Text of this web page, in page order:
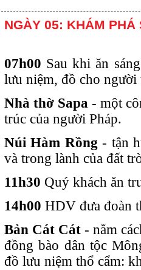
NGÀY 05: KHÁM PHÁ
07h00 Sau khi ăn
lưu niệm, đồ cho người
Nhà thờ Sapa - một
trúc của người Pháp.
Núi Hàm Rồng - tận
và trong lành của đất
11h30 Quý khách ăn
14h00 HDV đưa đoàn
Bản Cát Cát - nằm
đồng bào dân tộc
đồ lưu niệm thổ cẩm: